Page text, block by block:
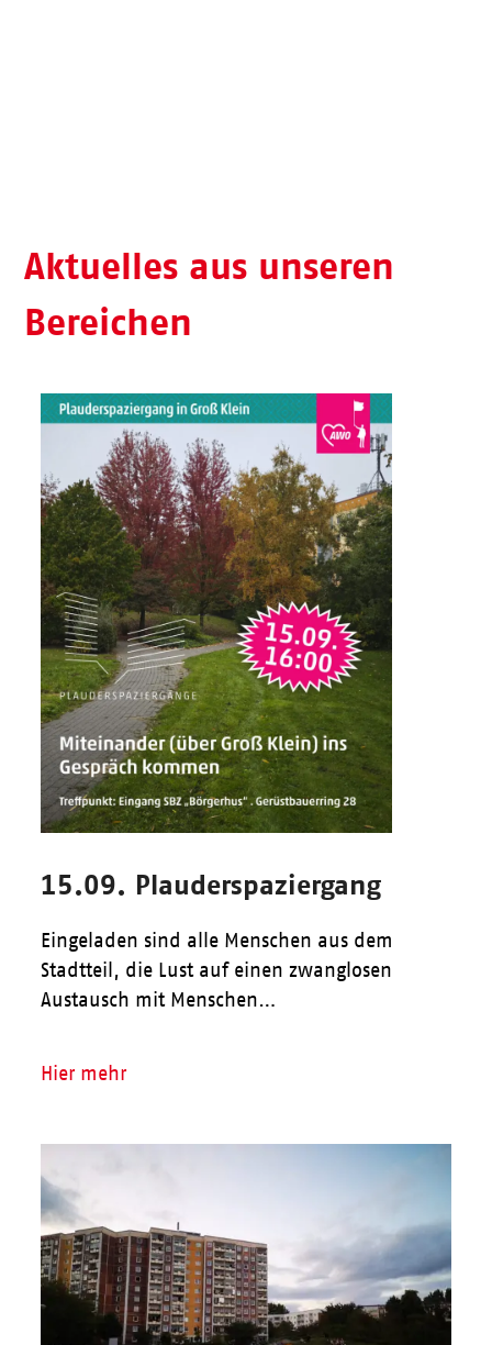
Aktuelles aus unseren
Bereichen
15.09. Plauderspaziergang
Eingeladen sind alle Menschen aus dem
Stadtteil, die Lust auf einen zwanglosen
Austausch mit Menschen…
Hier mehr